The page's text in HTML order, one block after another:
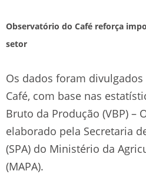
Observatório do Café reforça
setor
Os dados foram
Café, com base nas
Bruto da Produção (VBP) –
elaborado pela Secretaria
(SPA) do Ministério da
(MAPA).